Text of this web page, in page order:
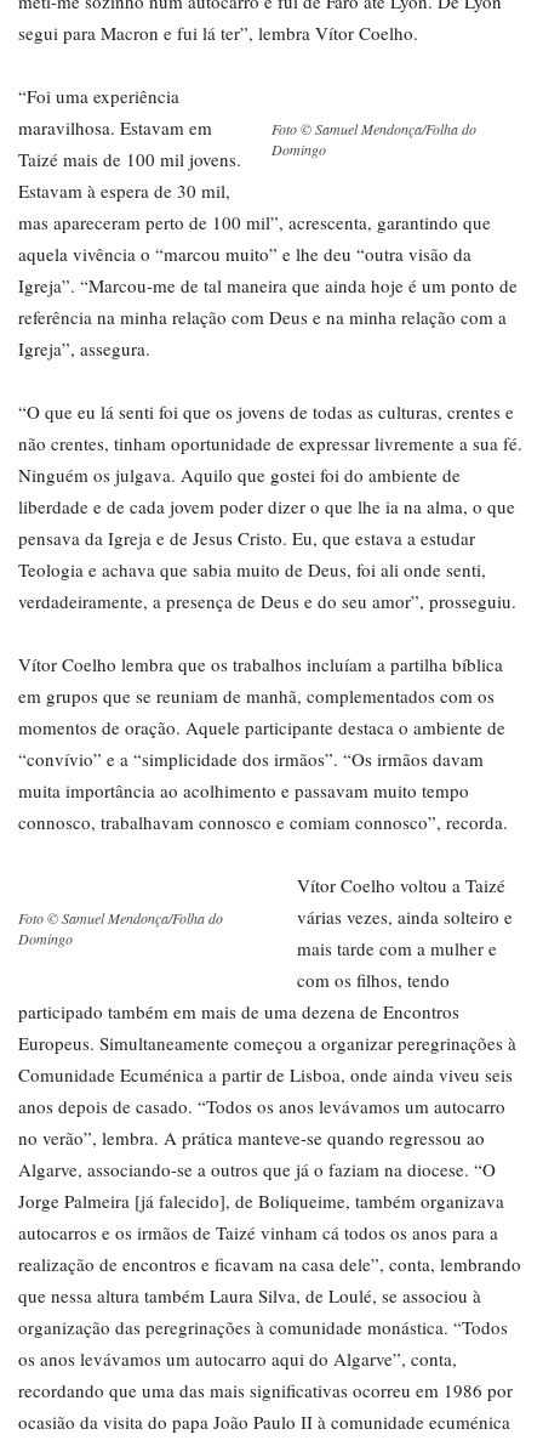
segui para Macron e fui lá ter”, lembra Vítor Coelho.
Foto © Samuel Mendonça/Folha do
Domingo
“Foi uma experiência
maravilhosa. Estavam em
Taizé mais de 100 mil jovens.
Estavam à espera de 30 mil,
mas apareceram perto de 100 mil”, acrescenta, garantindo que
aquela vivência o “marcou muito” e lhe deu “outra visão da
Igreja”. “Marcou-me de tal maneira que ainda hoje é um ponto de
referência na minha relação com Deus e na minha relação com a
Igreja”, assegura.
“O que eu lá senti foi que os jovens de todas as culturas, crentes e
não crentes, tinham oportunidade de expressar livremente a sua fé.
Ninguém os julgava. Aquilo que gostei foi do ambiente de
liberdade e de cada jovem poder dizer o que lhe ia na alma, o que
pensava da Igreja e de Jesus Cristo. Eu, que estava a estudar
Teologia e achava que sabia muito de Deus, foi ali onde senti,
verdadeiramente, a presença de Deus e do seu amor”, prosseguiu.
Vítor Coelho lembra que os trabalhos incluíam a partilha bíblica
em grupos que se reuniam de manhã, complementados com os
momentos de oração. Aquele participante destaca o ambiente de
“convívio” e a “simplicidade dos irmãos”. “Os irmãos davam
muita importância ao acolhimento e passavam muito tempo
connosco, trabalhavam connosco e comiam connosco”, recorda.
Foto © Samuel Mendonça/Folha do
Domingo
Vítor Coelho voltou a Taizé
várias vezes, ainda solteiro e
mais tarde com a mulher e
com os filhos, tendo
participado também em mais de uma dezena de Encontros
Europeus. Simultaneamente começou a organizar peregrinações à
Comunidade Ecuménica a partir de Lisboa, onde ainda viveu seis
anos depois de casado. “Todos os anos levávamos um autocarro
no verão”, lembra. A prática manteve-se quando regressou ao
Algarve, associando-se a outros que já o faziam na diocese. “O
Jorge Palmeira [já falecido], de Boliqueime, também organizava
autocarros e os irmãos de Taizé vinham cá todos os anos para a
realização de encontros e ficavam na casa dele”, conta, lembrando
que nessa altura também Laura Silva, de Loulé, se associou à
organização das peregrinações à comunidade monástica. “Todos
os anos levávamos um autocarro aqui do Algarve”, conta,
recordando que uma das mais significativas ocorreu em 1986 por
ocasião da visita do papa João Paulo II à comunidade ecuménica